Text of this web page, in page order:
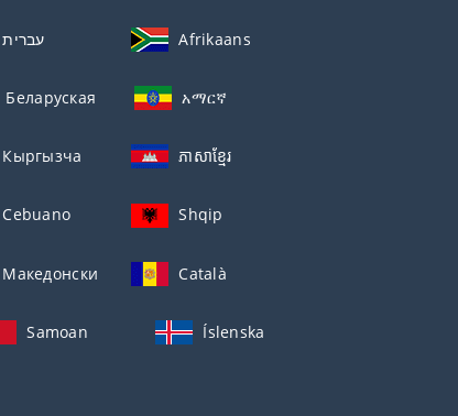
עברית Afrikaans
Беларуская አማርኛ
Кыргызча ភាសាខ្មែរ
Cebuano Shqip
Македонски Català
Samoan Íslenska